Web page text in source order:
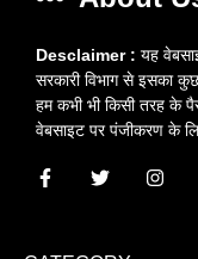
Desclaimer : यह
सरकारी विभाग से इसका
हम कभी भी किसी तरह के
वेबसाइट पर पंजीकरण के